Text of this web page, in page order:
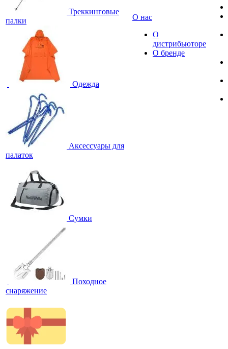
Треккинговые
палки
Одежда
Аксессуары для
палаток
Сумки
Походное
снаряжение
О нас
О
дистрибьюторе
О бренде